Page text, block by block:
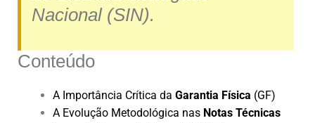
Nacional (SIN).
Conteúdo
A Importância Crítica da Garantia Física (GF)
A Evolução Metodológica nas Notas Técnicas